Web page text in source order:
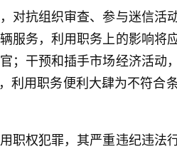
抗组织审查、参与迷信活动
服务，利用职务上的影响将
；干预和插手市场经济活动
利用职务便利大肆为不符合
权犯罪，其严重违纪违法